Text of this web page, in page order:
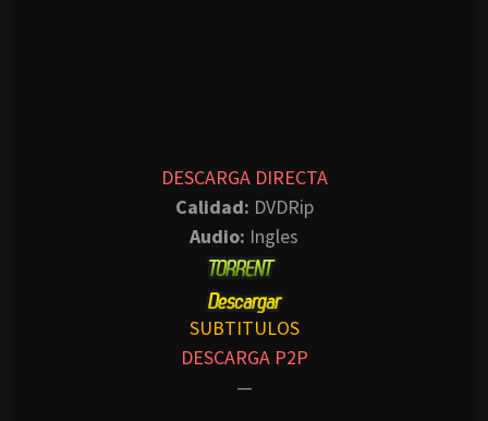
DESCARGA DIRECTA
Calidad: DVDRip
Audio: Ingles
SUBTITULOS
DESCARGA P2P
—